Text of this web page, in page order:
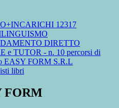
12317
DIRETTO
e TUTOR - n. 10 percorsi di
EASY FORM S.R.L
libri
FORM